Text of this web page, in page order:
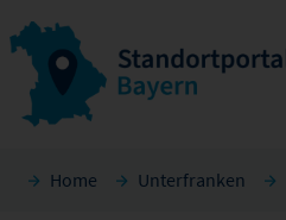
Home Unterfranken